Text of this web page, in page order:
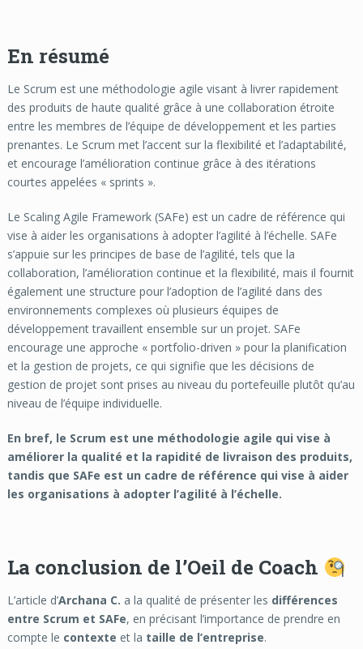
En résumé
Le Scrum est une méthodologie agile visant à livrer rapidement
des produits de haute qualité grâce à une collaboration étroite
entre les membres de l’équipe de développement et les parties
prenantes. Le Scrum met l’accent sur la flexibilité et l’adaptabilité,
et encourage l’amélioration continue grâce à des itérations
courtes appelées « sprints ».
Le Scaling Agile Framework (SAFe) est un cadre de référence qui
vise à aider les organisations à adopter l’agilité à l’échelle. SAFe
s’appuie sur les principes de base de l’agilité, tels que la
collaboration, l’amélioration continue et la flexibilité, mais il fournit
également une structure pour l’adoption de l’agilité dans des
environnements complexes où plusieurs équipes de
développement travaillent ensemble sur un projet. SAFe
encourage une approche « portfolio-driven » pour la planification
et la gestion de projets, ce qui signifie que les décisions de
gestion de projet sont prises au niveau du portefeuille plutôt qu’au
niveau de l’équipe individuelle.
En bref, le Scrum est une méthodologie agile qui vise à
améliorer la qualité et la rapidité de livraison des produits,
tandis que SAFe est un cadre de référence qui vise à aider
les organisations à adopter l’agilité à l’échelle.
La conclusion de l’Oeil de Coach
L’article d’Archana C. a la qualité de présenter les différences
entre Scrum et SAFe, en précisant l’importance de prendre en
compte le contexte et la taille de l’entreprise.